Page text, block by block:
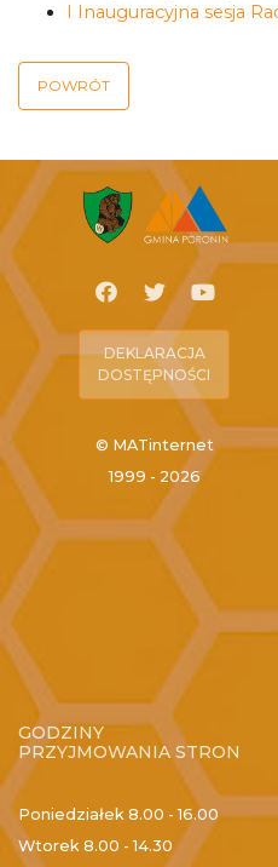
I Inauguracyjna sesja
POWRÓT
DEKLARACJA
DOSTĘPNOŚCI
© MATinternet
1999 - 2026
GODZINY
PRZYJMOWANIA STRON
Poniedziałek 8.00 - 16.00
Wtorek 8.00 - 14.30